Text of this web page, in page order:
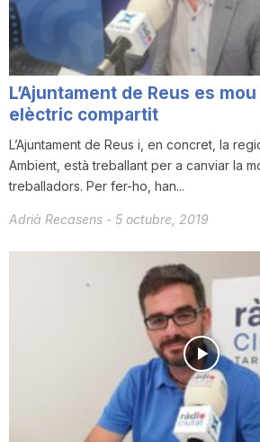
u
t
a
t
L’Ajuntament de Reus es
elèctric compartit
L’Ajuntament de Reus i, en concret, la
Ambient, està treballant per a canviar la
treballadors. Per fer-ho, han...
Adrià Recasens - 5 octubre, 2019